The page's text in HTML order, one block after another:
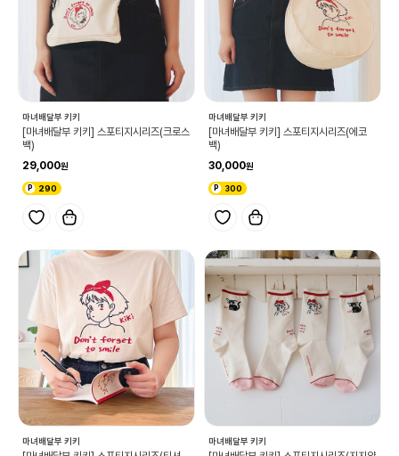
마녀배달부 키키
[마녀배달부 키키] 스포티지시리즈(크로스
백)
29,000
290
마녀배달부 키키
[마녀배달부 키키] 스포티지시리즈(에코
백)
30,000
300
마녀배달부 키키 마녀배달부 키키